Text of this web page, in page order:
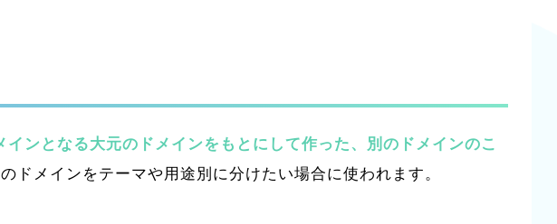
ンとなる大元のドメインをもとにして作った、別のドメインのこ
ドメインをテーマや用途別に分けたい場合に使われます。